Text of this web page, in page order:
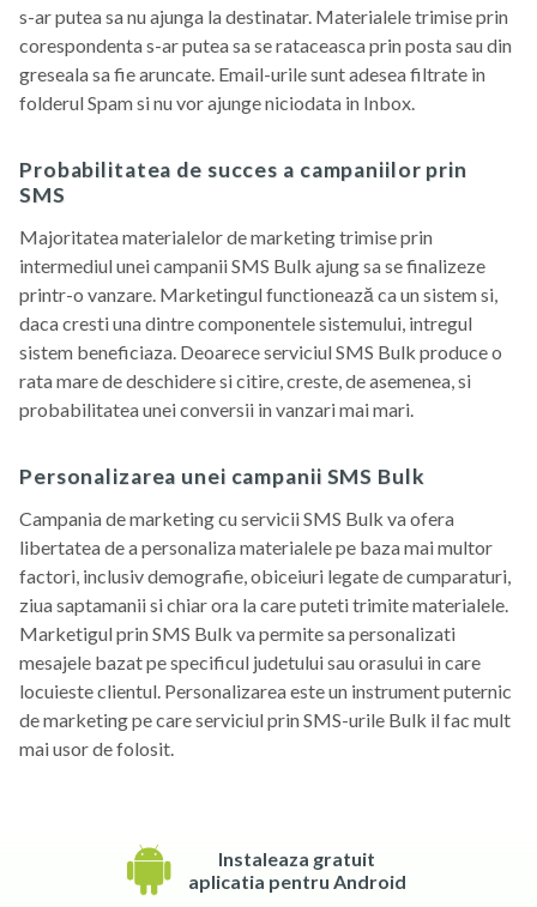
s-ar putea sa nu ajunga la destinatar. Materialele trimise prin
corespondenta s-ar putea sa se rataceasca prin posta sau din
greseala sa fie aruncate. Email-urile sunt adesea filtrate in
folderul Spam si nu vor ajunge niciodata in Inbox.
Probabilitatea de succes a campaniilor prin
SMS
Majoritatea materialelor de marketing trimise prin
intermediul unei campanii SMS Bulk ajung sa se finalizeze
printr-o vanzare. Marketingul functionează ca un sistem si,
daca cresti una dintre componentele sistemului, intregul
sistem beneficiaza. Deoarece serviciul SMS Bulk produce o
rata mare de deschidere si citire, creste, de asemenea, si
probabilitatea unei conversii in vanzari mai mari.
Personalizarea unei campanii SMS Bulk
Campania de marketing cu servicii SMS Bulk va ofera
libertatea de a personaliza materialele pe baza mai multor
factori, inclusiv demografie, obiceiuri legate de cumparaturi,
ziua saptamanii si chiar ora la care puteti trimite materialele.
Marketigul prin SMS Bulk va permite sa personalizati
mesajele bazat pe specificul judetului sau orasului in care
locuieste clientul. Personalizarea este un instrument puternic
de marketing pe care serviciul prin SMS-urile Bulk il fac mult
mai usor de folosit.
Instaleaza gratuit
aplicatia pentru Android